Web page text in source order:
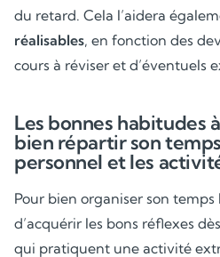
du retard. Cela l’aidera
réalisables, en fonction des
cours à réviser et d’éventuels
Les bonnes habitudes
bien répartir son
personnel et les
Pour bien organiser son
d’acquérir les bons réflexes
qui pratiquent une activité